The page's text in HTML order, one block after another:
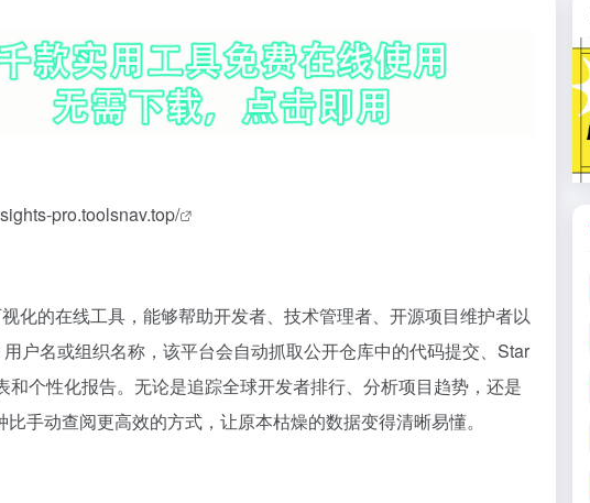
pro.toolsnav.top/
化的在线工具，能够帮助开发者、技术管理者、开源项目维护者以
户名或组织名称，该平台会自动抓取公开仓库中的代码提交、Star
个性化报告。无论是追踪全球开发者排行、分析项目趋势，还是
手动查阅更高效的方式，让原本枯燥的数据变得清晰易懂。